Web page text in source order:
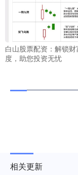
白山股票配资：解锁财
度，助您投资无忧
相关更新